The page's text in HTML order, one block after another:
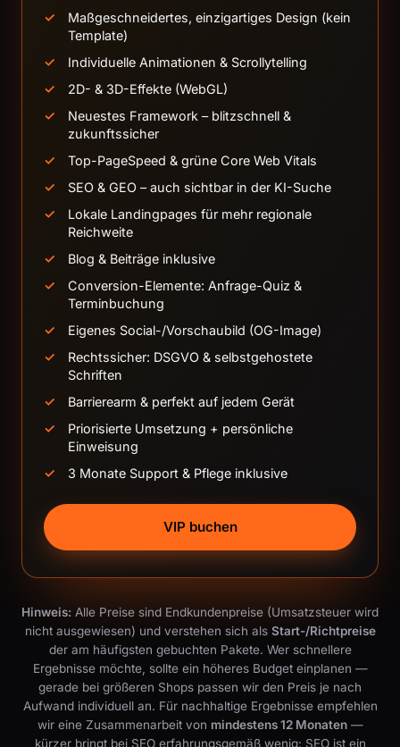
Maßgeschneidertes, einzigartiges Design (kein
Template)
Individuelle Animationen & Scrollytelling
2D- & 3D-Effekte (WebGL)
Neuestes Framework – blitzschnell &
zukunftssicher
Top-PageSpeed & grüne Core Web Vitals
SEO & GEO – auch sichtbar in der KI-Suche
Lokale Landingpages für mehr regionale
Reichweite
Blog & Beiträge inklusive
Conversion-Elemente: Anfrage-Quiz &
Terminbuchung
Eigenes Social-/Vorschaubild (OG-Image)
Rechtssicher: DSGVO & selbstgehostete
Schriften
Barrierearm & perfekt auf jedem Gerät
Priorisierte Umsetzung + persönliche
Einweisung
3 Monate Support & Pflege inklusive
VIP buchen
Hinweis: Alle Preise sind Endkundenpreise (Umsatzsteuer wird
nicht ausgewiesen) und verstehen sich als Start-/Richtpreise
der am häufigsten gebuchten Pakete. Wer schnellere
Ergebnisse möchte, sollte ein höheres Budget einplanen —
gerade bei größeren Shops passen wir den Preis je nach
Aufwand individuell an. Für nachhaltige Ergebnisse empfehlen
wir eine Zusammenarbeit von mindestens 12 Monaten—
kürzer bringt bei SEO erfahrungsgemäß wenig: SEO ist ein